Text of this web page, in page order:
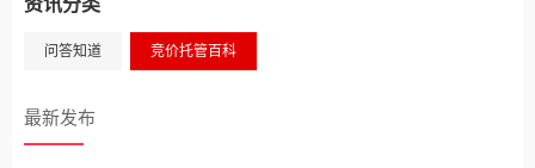
资讯分类
问答知道 竞价托管百科
最新发布